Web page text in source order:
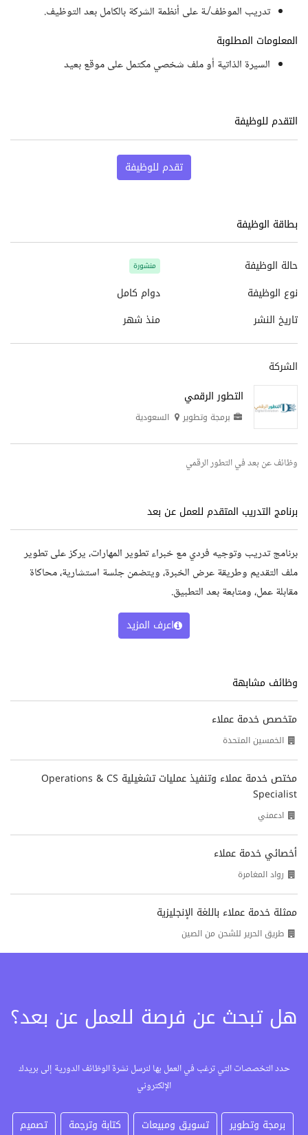
تدريب الموظف/ـة على أنظمة الشركة بالكامل بعد التوظيف.
المعلومات المطلوبة
السيرة الذاتية أو ملف شخصي مكتمل على موقع بعيد
التقدم للوظيفة
تقدم للوظيفة
بطاقة الوظيفة
حالة الوظيفة منشورة
نوع الوظيفة
دوام كامل
تاريخ النشر
منذ شهر
الشركة
التطور الرقمي
برمجة وتطوير السعودية
وظائف عن بعد في التطور الرقمي
برنامج التدريب المتقدم للعمل عن بعد
برنامج تدريب وتوجيه فردي مع خبراء تطوير المهارات، يركز على تطوير
ملف التقديم وطريقة عرض الخبرة، ويتضمن جلسة استشارية، محاكاة
مقابلة عمل، ومتابعة بعد التطبيق.
اعرف المزيد
وظائف مشابهة
متخصص خدمة عملاء
الخمسين المتحدة
مختص خدمة عملاء وتنفيذ عمليات تشغيلية Operations & CS
Specialist
ادعمني
أخصائي خدمة عملاء
رواد المغامرة
ممثلة خدمة عملاء باللغة الإنجليزية
طريق الحرير للشحن من الصين
هل تبحث عن فرصة للعمل عن بعد؟
حدد التخصصات التي ترغب في العمل بها لنرسل نشرة الوظائف الدورية إلى بريدك
الإلكتروني
برمجة وتطوير تسويق ومبيعات كتابة وترجمة تصميم